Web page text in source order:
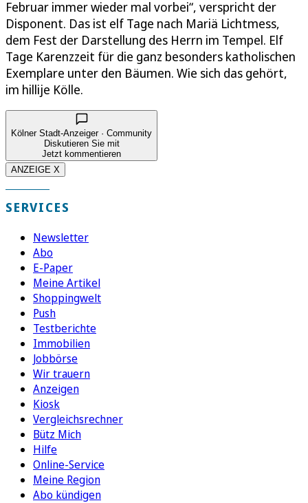
Februar immer wieder mal vorbei“, verspricht der
Disponent. Das ist elf Tage nach Mariä Lichtmess,
dem Fest der Darstellung des Herrn im Tempel. Elf
Tage Karenzzeit für die ganz besonders katholischen
Exemplare unter den Bäumen. Wie sich das gehört,
im hillije Kölle.
Kölner Stadt-Anzeiger · Community
Diskutieren Sie mit
Jetzt kommentieren
ANZEIGE X
SERVICES
Newsletter
Abo
E-Paper
Meine Artikel
Shoppingwelt
Push
Testberichte
Immobilien
Jobbörse
Wir trauern
Anzeigen
Kiosk
Vergleichsrechner
Bütz Mich
Hilfe
Online-Service
Meine Region
Abo kündigen